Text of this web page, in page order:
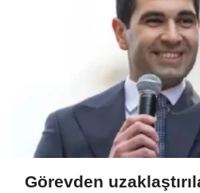
Görevden